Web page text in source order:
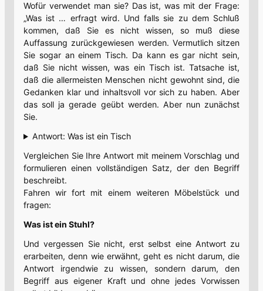
Wofür verwendet man sie? Das ist, was mit der Frage:
„Was ist … erfragt wird. Und falls sie zu dem Schluß
kommen, daß Sie es nicht wissen, so muß diese
Auffassung zurückgewiesen werden. Vermutlich sitzen
Sie sogar an einem Tisch. Da kann es gar nicht sein,
daß Sie nicht wissen, was ein Tisch ist. Tatsache ist,
daß die allermeisten Menschen nicht gewohnt sind, die
Gedanken klar und inhaltsvoll vor sich zu haben. Aber
das soll ja gerade geübt werden. Aber nun zunächst
Sie.
Antwort: Was ist ein Tisch
Vergleichen Sie Ihre Antwort mit meinem Vorschlag und
formulieren einen vollständigen Satz, der den Begriff
beschreibt.
Fahren wir fort mit einem weiteren Möbelstück und
fragen:
Was ist ein Stuhl?
Und vergessen Sie nicht, erst selbst eine Antwort zu
erarbeiten, denn wie erwähnt, geht es nicht darum, die
Antwort irgendwie zu wissen, sondern darum, den
Begriff aus eigener Kraft und ohne jedes Vorwissen